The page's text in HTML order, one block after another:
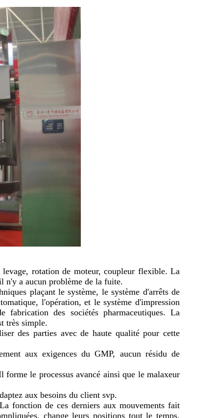
rotation de moteur, coupleur flexible. La
n'y a aucun problème de la fuite.
plaçant le système, le système d'arrêts de
l'opération, et le système d'impression
fabrication des sociétés pharmaceutiques. La
très simple.
des parties avec de haute qualité pour cette
aux exigences du GMP, aucun résidu de
le processus avancé ainsi que le malaxeur
aux besoins du client svp.
fonction de ces derniers aux mouvements fait
change leurs positions tout le temps,